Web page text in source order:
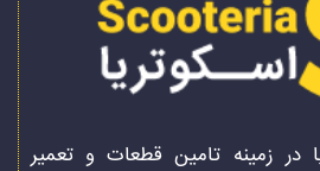
در زمینه تامین قطعات و تعمیر